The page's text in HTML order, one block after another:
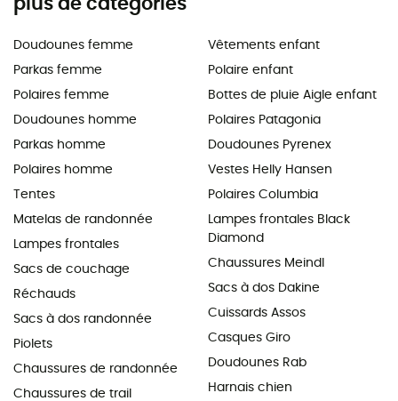
plus de catégories
Doudounes femme
Parkas femme
Polaires femme
Doudounes homme
Parkas homme
Polaires homme
Tentes
Matelas de randonnée
Lampes frontales
Sacs de couchage
Réchauds
Sacs à dos randonnée
Piolets
Chaussures de randonnée
Chaussures de trail
Vêtements enfant
Polaire enfant
Bottes de pluie Aigle enfant
Polaires Patagonia
Doudounes Pyrenex
Vestes Helly Hansen
Polaires Columbia
Lampes frontales Black
Diamond
Chaussures Meindl
Sacs à dos Dakine
Cuissards Assos
Casques Giro
Doudounes Rab
Harnais chien